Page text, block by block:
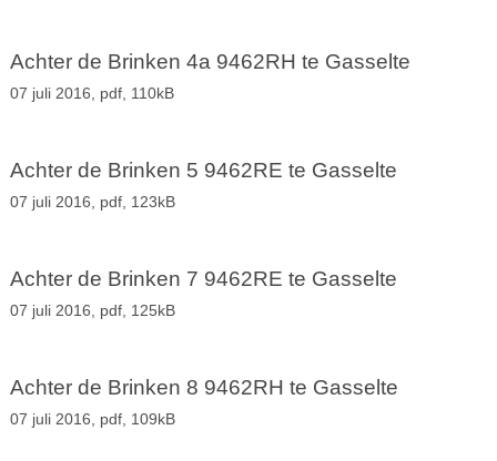
Achter de Brinken 4a 9462RH te Gasselte
07 juli 2016, pdf, 110kB
Achter de Brinken 5 9462RE te Gasselte
07 juli 2016, pdf, 123kB
Achter de Brinken 7 9462RE te Gasselte
07 juli 2016, pdf, 125kB
Achter de Brinken 8 9462RH te Gasselte
07 juli 2016, pdf, 109kB